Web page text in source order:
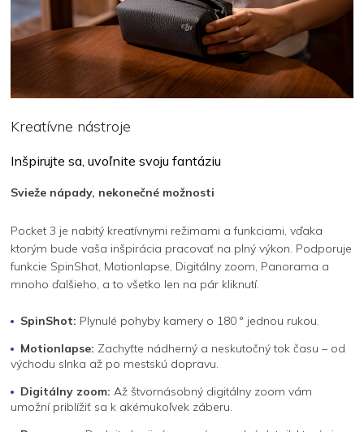
Kreatívne nástroje
Inšpirujte sa, uvoľnite svoju fantáziu
Svieže nápady, nekonečné možnosti
Pocket 3 je nabitý kreatívnymi režimami a funkciami, vďaka
ktorým bude vaša inšpirácia pracovať na plný výkon. Podporuje
funkcie SpinShot, Motionlapse, Digitálny zoom, Panorama a
mnoho ďalšieho, a to všetko len na pár kliknutí.
SpinShot: Plynulé pohyby kamery o 180 ° jednou rukou.
Motionlapse: Zachyťte nádherný a neskutočný tok času – od
východu slnka až po mestskú dopravu.
Digitálny zoom: Až štvornásobný digitálny zoom vám
umožní priblížiť sa k akémukoľvek záberu.